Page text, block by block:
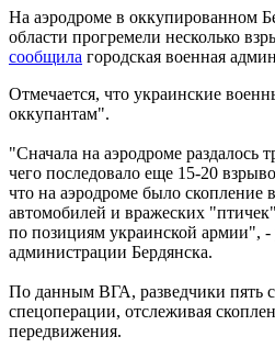
На аэродроме в оккупированном
области прогремели несколько
сообщила городская военная
Отмечается, что украинские
оккупантам".
"Сначала на аэродроме
чего последовало еще 15-20
что на аэродроме было скопление
автомобилей и вражеских
по позициям украинской армии", -
администрации Бердянска.
По данным ВГА, разведчики пять
спецоперации, отслеживая
передвижения.